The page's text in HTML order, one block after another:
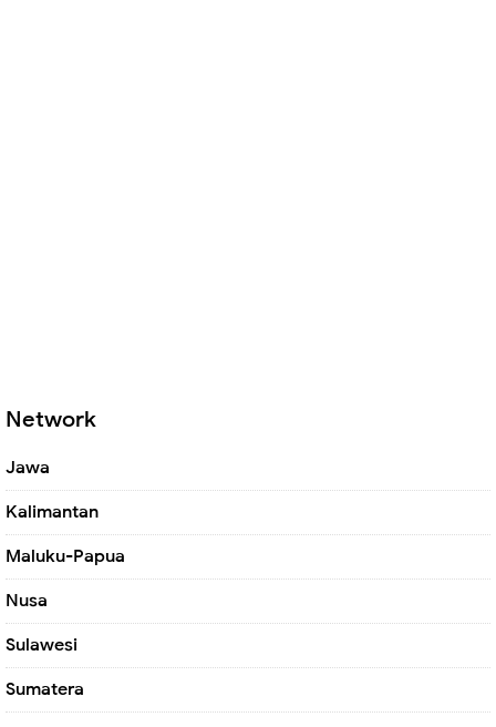
Network
Jawa
Kalimantan
Maluku-Papua
Nusa
Sulawesi
Sumatera